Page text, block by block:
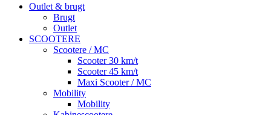
Outlet & brugt
Brugt
Outlet
SCOOTERE
Scootere / MC
Scooter 30 km/t
Scooter 45 km/t
Maxi Scooter / MC
Mobility
Mobility